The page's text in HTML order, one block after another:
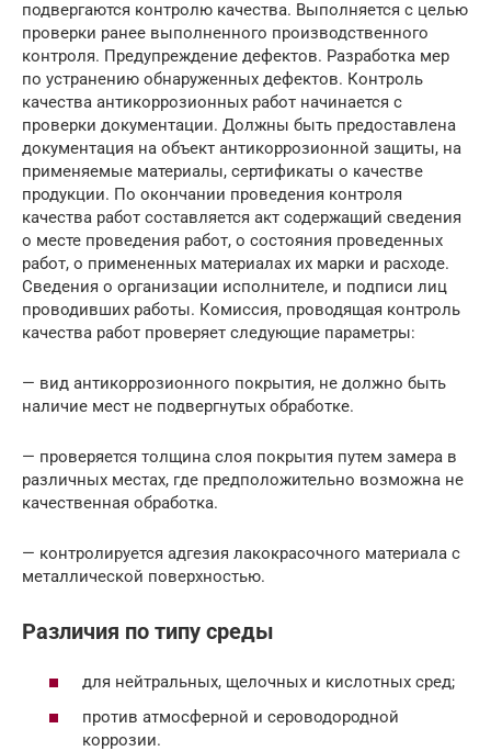
подвергаются контролю качества. Выполняется с целью
проверки ранее выполненного производственного
контроля. Предупреждение дефектов. Разработка мер
по устранению обнаруженных дефектов. Контроль
качества антикоррозионных работ начинается с
проверки документации. Должны быть предоставлена
документация на объект антикоррозионной защиты, на
применяемые материалы, сертификаты о качестве
продукции. По окончании проведения контроля
качества работ составляется акт содержащий сведения
о месте проведения работ, о состояния проведенных
работ, о примененных материалах их марки и расходе.
Сведения о организации исполнителе, и подписи лиц
проводивших работы. Комиссия, проводящая контроль
качества работ проверяет следующие параметры:
— вид антикоррозионного покрытия, не должно быть
наличие мест не подвергнутых обработке.
— проверяется толщина слоя покрытия путем замера в
различных местах, где предположительно возможна не
качественная обработка.
— контролируется адгезия лакокрасочного материала с
металлической поверхностью.
Различия по типу среды
для нейтральных, щелочных и кислотных сред;
против атмосферной и сероводородной
коррозии.